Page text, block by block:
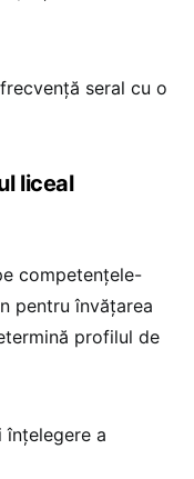
seral cu o
liceal
competențele-
pentru învățarea
profilul de
a